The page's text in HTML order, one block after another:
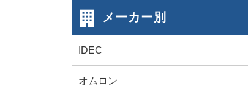
メーカー別
IDEC
オムロン